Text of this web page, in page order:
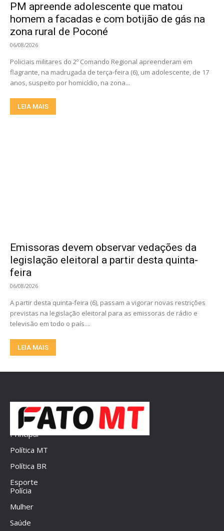
PM apreende adolescente que matou
homem a facadas e com botijão de gás na
zona rural de Poconé
06/08/2026
Policiais militares do 2º Comando Regional apreenderam em
flagrante, na madrugada de terça-feira (6), um adolescente, de 17
anos, suspeito por homicídio, na zona...
LEIA MAIS
Emissoras devem observar vedações da
legislação eleitoral a partir desta quinta-
feira
06/08/2026
A partir desta quinta-feira (6), passam a vigorar novas restrições
previstas na legislação eleitoral para as emissoras de rádio e
televisão em todo o país....
LEIA MAIS
Principal
Política MT
Política BR
Esporte
Polícia
Mulher
Saúde